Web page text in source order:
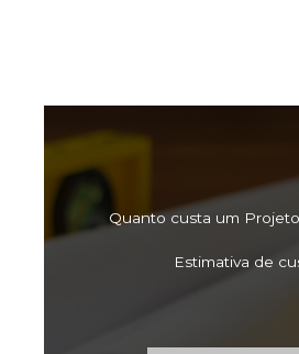
Quanto custa um
Estimativa de